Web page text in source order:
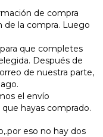
de compra
de la compra. Luego
que completes
Después de
de nuestra parte,
el envío
hayas comprado.
eso no hay dos